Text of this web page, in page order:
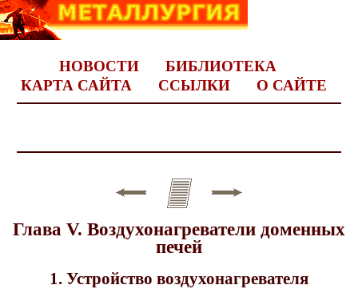
НОВОСТИ
БИБЛИОТЕКА
КАРТА САЙТА
ССЫЛКИ О САЙТЕ
Глава V. Воздухонагреватели доменных
печей
1. Устройство воздухонагревателя